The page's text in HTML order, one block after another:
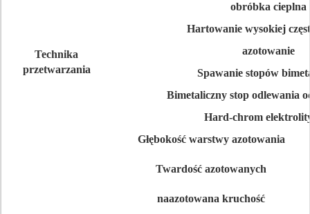
Technika
przetwarzania
obróbka cieplna
Hartowanie wysokiej
azotowanie
Spawanie stopów
Bimetaliczny stop odlewania
Hard-chrom
Głębokość warstwy azotowania
Twardość azotowanych
naazotowana kruchość